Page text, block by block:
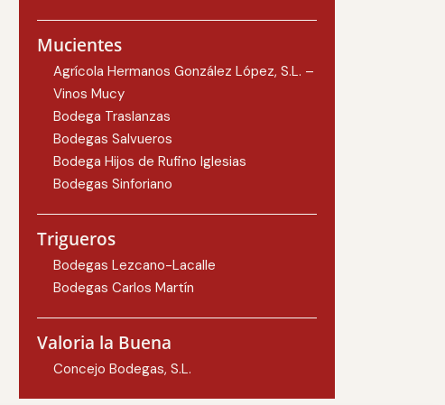
Mucientes
Agrícola Hermanos González López, S.L. –
Vinos Mucy
Bodega Traslanzas
Bodegas Salvueros
Bodega Hijos de Rufino Iglesias
Bodegas Sinforiano
Trigueros
Bodegas Lezcano-Lacalle
Bodegas Carlos Martín
Valoria la Buena
Concejo Bodegas, S.L.